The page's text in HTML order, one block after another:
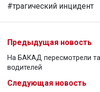
#трагический инцидент
Предыдущая новость
На БАКАД пересмотрели
водителей
Следующая новость